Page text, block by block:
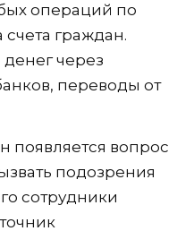
операций по
граждан.
через
переводы от
появляется вопрос
подозрения
сотрудники